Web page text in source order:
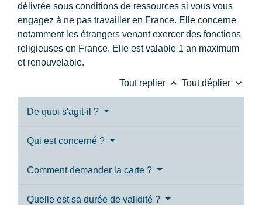
délivrée sous conditions de ressources si vous vous
engagez à ne pas travailler en France. Elle concerne
notamment les étrangers venant exercer des fonctions
religieuses en France. Elle est valable 1 an maximum
et renouvelable.
Tout replier keyboard_arrow_up Tout déplier keyboard_arrow_down
De quoi s'agit-il ?
Qui est concerné ?
Comment demander la carte ?
Quelle est sa durée de validité ?